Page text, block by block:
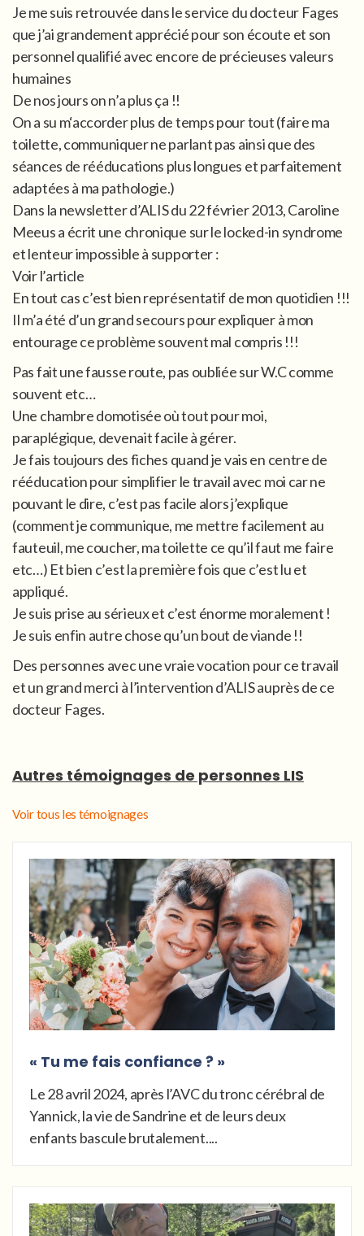
Je me suis retrouvée dans le service du docteur Fages
que j’ai grandement apprécié pour son écoute et son
personnel qualifié avec encore de précieuses valeurs
humaines
De nos jours on n’a plus ça !!
On a su m‘accorder plus de temps pour tout (faire ma
toilette, communiquer ne parlant pas ainsi que des
séances de rééducations plus longues et parfaitement
adaptées à ma pathologie.)
Dans la newsletter d’ALIS du 22 février 2013, Caroline
Meeus a écrit une chronique sur le locked-in syndrome
et lenteur impossible à supporter :
Voir l’article
En tout cas c’est bien représentatif de mon quotidien !!!
Il m’a été d’un grand secours pour expliquer à mon
entourage ce problème souvent mal compris !!!
Pas fait une fausse route, pas oubliée sur W.C comme
souvent etc…
Une chambre domotisée où tout pour moi,
paraplégique, devenait facile à gérer.
Je fais toujours des fiches quand je vais en centre de
rééducation pour simplifier le travail avec moi car ne
pouvant le dire, c’est pas facile alors j’explique
(comment je communique, me mettre facilement au
fauteuil, me coucher, ma toilette ce qu’il faut me faire
etc…) Et bien c’est la première fois que c’est lu et
appliqué.
Je suis prise au sérieux et c’est énorme moralement !
Je suis enfin autre chose qu’un bout de viande !!
Des personnes avec une vraie vocation pour ce travail
et un grand merci à l’intervention d’ALIS auprès de ce
docteur Fages.
Autres témoignages de personnes LIS
Voir tous les témoignages
« Tu me fais confiance ? »
Le 28 avril 2024, après l’AVC du tronc cérébral de
Yannick, la vie de Sandrine et de leurs deux
enfants bascule brutalement....